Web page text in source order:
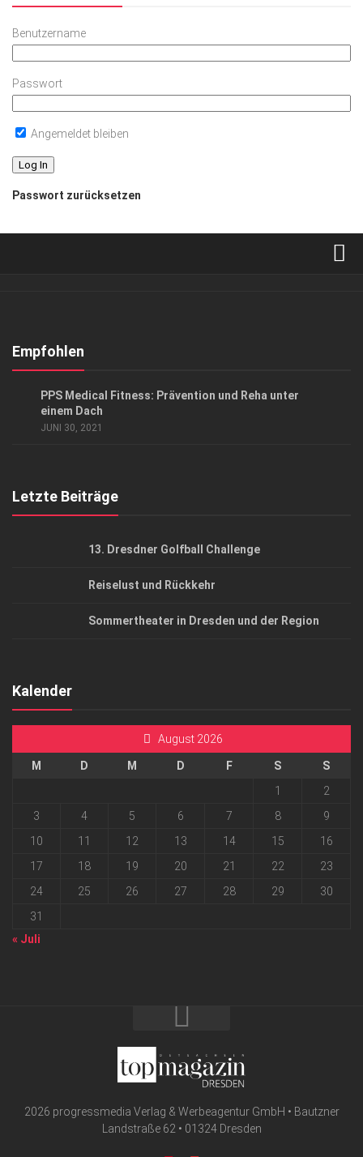
Benutzername
Passwort
Angemeldet bleiben
Passwort zurücksetzen
Kontakt, Impressum
Empfohlen
PPS Medical Fitness: Prävention und Reha unter
einem Dach
JUNI 30, 2021
Letzte Beiträge
13. Dresdner Golfball Challenge
Reiselust und Rückkehr
Sommertheater in Dresden und der Region
Kalender
August 2026
M D M D F S
S
1
2
3
4 5 6 7 8
9
10
11 12 13 14 15
16
17
18 19 20 21 22
23
24
25 26 27 28 29
30
31
« Juli
2026 progressmedia Verlag & Werbeagentur GmbH • Bautzner
Landstraße 62 • 01324 Dresden